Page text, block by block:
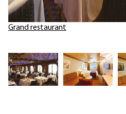
Grand restaurant